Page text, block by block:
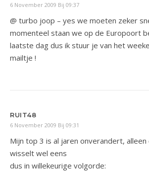
6 November 2009 Bij 09:37
@ turbo joop – yes we moeten zeker
momenteel staan we op de Europoort
laatste dag dus ik stuur je van het
mailtje !
RUIT48
6 November 2009 Bij 09:31
Mijn top 3 is al jaren onverandert,
wisselt wel eens
dus in willekeurige volgorde: